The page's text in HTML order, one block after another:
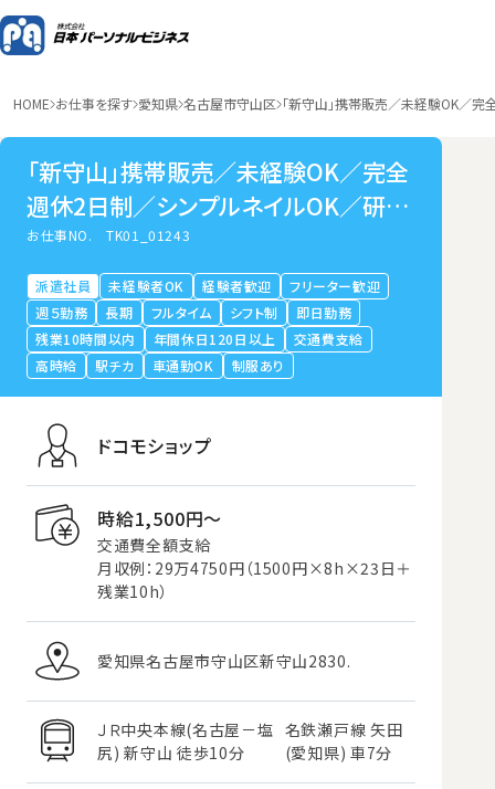
HOME お仕事を探す 愛知県 名古屋市守山区 「新守山」携帯販売／未経験OK／
「新守山」携帯販売／未経験OK／完全
週休2日制／シンプルネイルOK／研修
手厚い
お仕事NO.TK01_01243
派遣社員 未経験者OK 経験者歓迎
フリーター歓迎
週５勤務
長期 フルタイム シフト制
即日勤務
残業10時間以内
年間休日120日以上
交通費支給
高時給
駅チカ 車通勤OK 制服あり
ドコモショップ
時給1,500円〜
交通費全額支給
月収例：29万4750円（1500円×8h×23日＋
残業10h）
愛知県名古屋市守山区新守山2830.
ＪＲ中央本線(名古屋－塩
尻) 新守山 徒歩10分
名鉄瀬戸線 矢田
(愛知県) 車7分